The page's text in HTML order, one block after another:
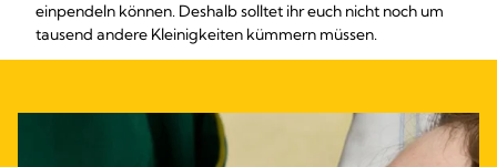
einpendeln können. Deshalb solltet ihr euch nicht noch um
tausend andere Kleinigkeiten kümmern müssen.